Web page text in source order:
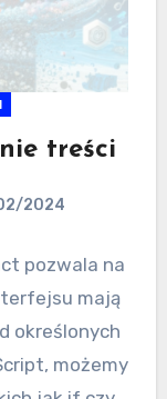
treści
2024
pozwala na
mają
określonych
możemy